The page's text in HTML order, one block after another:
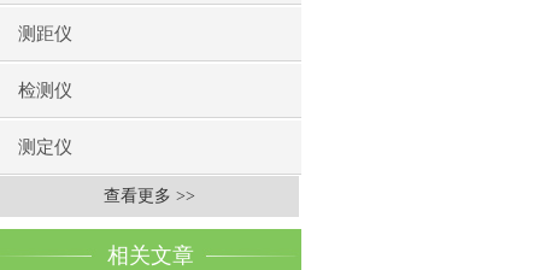
测距仪
检测仪
测定仪
查看更多 >>
相关文章